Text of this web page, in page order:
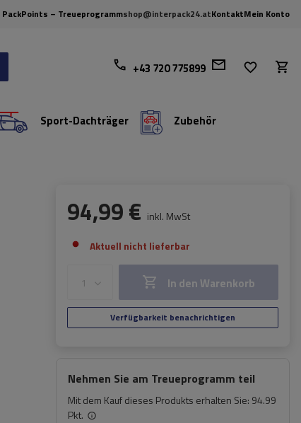
PackPoints – Treueprogrammshop@interpack24.atKontaktMein Konto
+43 720 775899
Sport-Dachträger Zubehör
94,99 € inkl. MwSt
Aktuell nicht lieferbar
In den Warenkorb
Verfügbarkeit benachrichtigen
Nehmen Sie am Treueprogramm teil
Mit dem Kauf dieses Produkts erhalten Sie: 94.99
Pkt.